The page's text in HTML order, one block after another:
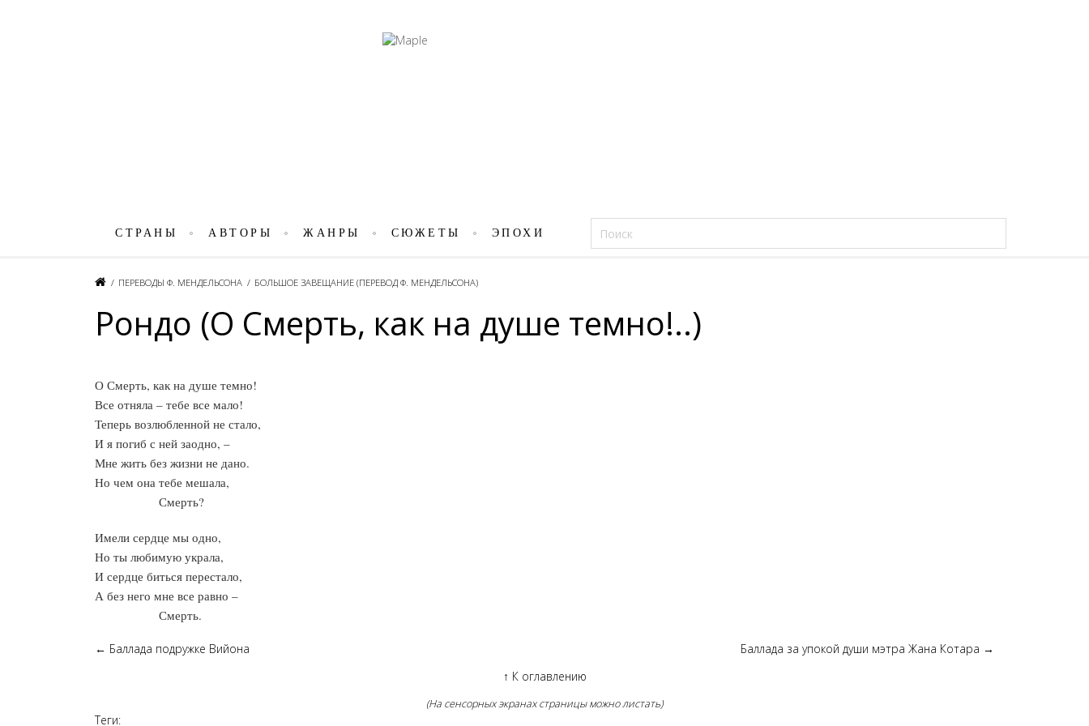
СТРАНЫ АВТОРЫ ЖАНРЫ СЮЖЕТЫ ЭПОХИ
/ ПЕРЕВОДЫ Ф. МЕНДЕЛЬСОНА / БОЛЬШОЕ ЗАВЕЩАНИЕ (ПЕРЕВОД Ф. МЕНДЕЛЬСОНА)
Рондо (О Смерть, как на душе темно!..)
О Смерть, как на душе темно!
Все отняла – тебе все мало!
Теперь возлюбленной не стало,
И я погиб с ней заодно, –
Мне жить без жизни не дано.
Но чем она тебе мешала,
Смерть?
Имели сердце мы одно,
Но ты любимую украла,
И сердце биться перестало,
А без него мне все равно –
Смерть.
← Баллада подружке Вийона Баллада за упокой души мэтра Жана Котара →
↑ К оглавлению
(На сенсорных экранах страницы можно листать)
Теги: